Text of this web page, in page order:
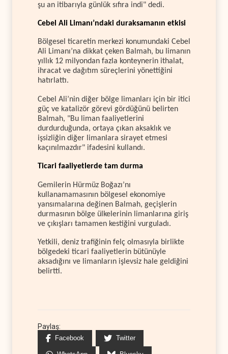
şu an itibarıyla günlük sıfıra indi" dedi.
Cebel Ali Limanı’ndaki duraksamanın etkisi
Bölgesel ticaretin merkezi konumundaki Cebel
Ali Limanı’na dikkat çeken Balmah, bu limanın
yıllık 12 milyondan fazla konteynerin ithalat,
ihracat ve dağıtım süreçlerini yönettiğini
hatırlattı.
Cebel Ali’nin diğer bölge limanları için bir itici
güç ve katalizör görevi gördüğünü belirten
Balmah, "Bu liman faaliyetlerini
durdurduğunda, ortaya çıkan aksaklık ve
işsizliğin diğer limanlara sirayet etmesi
kaçınılmazdır" ifadesini kullandı.
Ticari faaliyetlerde tam durma
Gemilerin Hürmüz Boğazı’nı
kullanamamasının bölgesel ekonomiye
yansımalarına değinen Balmah, geçişlerin
durmasının bölge ülkelerinin limanlarına giriş
ve çıkışları tamamen kestiğini vurguladı.
Yetkili, deniz trafiğinin felç olmasıyla birlikte
bölgedeki ticari faaliyetlerin bütünüyle
aksadığını ve limanların işlevsiz hale geldiğini
belirtti.
Paylaş:
Facebook Twitter